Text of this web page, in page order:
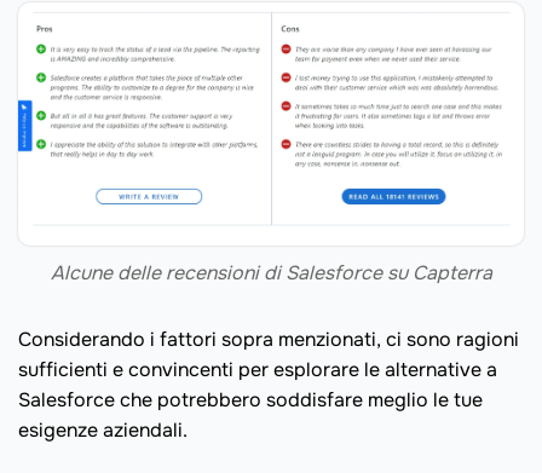
Alcune delle recensioni di Salesforce su Capterra
Considerando i fattori sopra menzionati, ci sono ragioni
sufficienti e convincenti per esplorare le alternative a
Salesforce che potrebbero soddisfare meglio le tue
esigenze aziendali.